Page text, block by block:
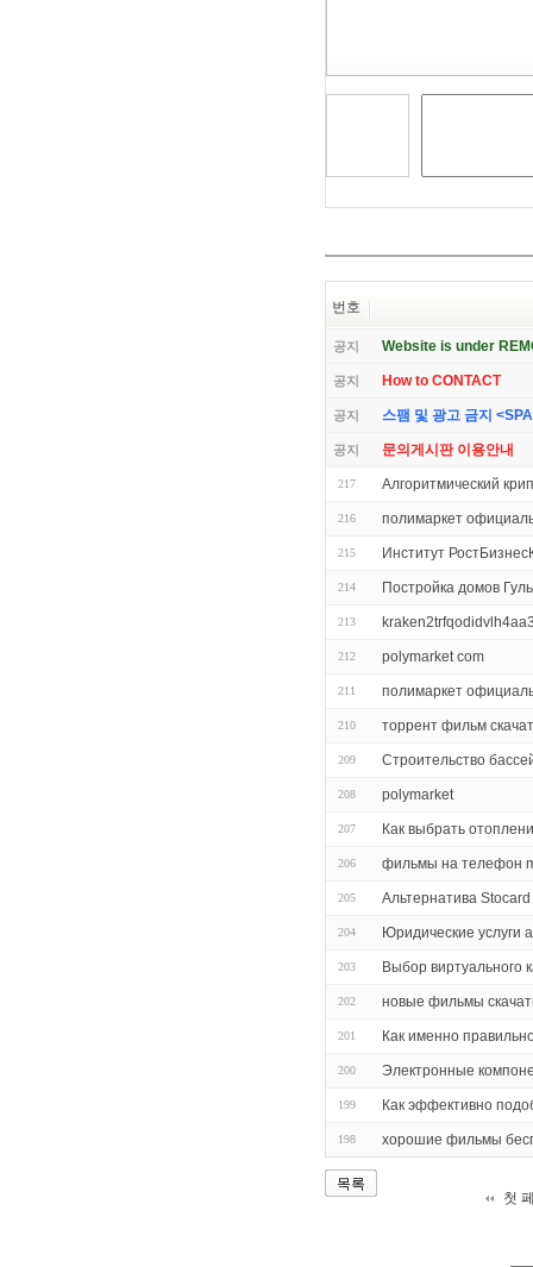
번호
공지 Website is under
공지 How to CONTACT
공지 스팸 및 광고 금지
공지 문의게시판 이용안내
217 Алгоритмический
216 полимаркет
215 Институт
214 Постройка домов
213
212 polymarket com
211 полимаркет
210 торрент фильм
209 Строительство
208 polymarket
207 Как выбрать
206 фильмы на телефон
205 Альтернатива
204 Юридические услуги
203 Выбор виртуального
202 новые фильмы
201 Как именно
200 Электронные
199 Как эффективно
198 хорошие фильмы
목록
첫